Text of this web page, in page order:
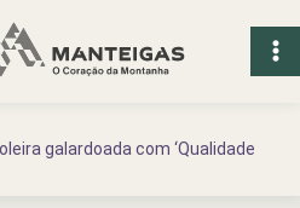
galardoada com ‘Qualidade